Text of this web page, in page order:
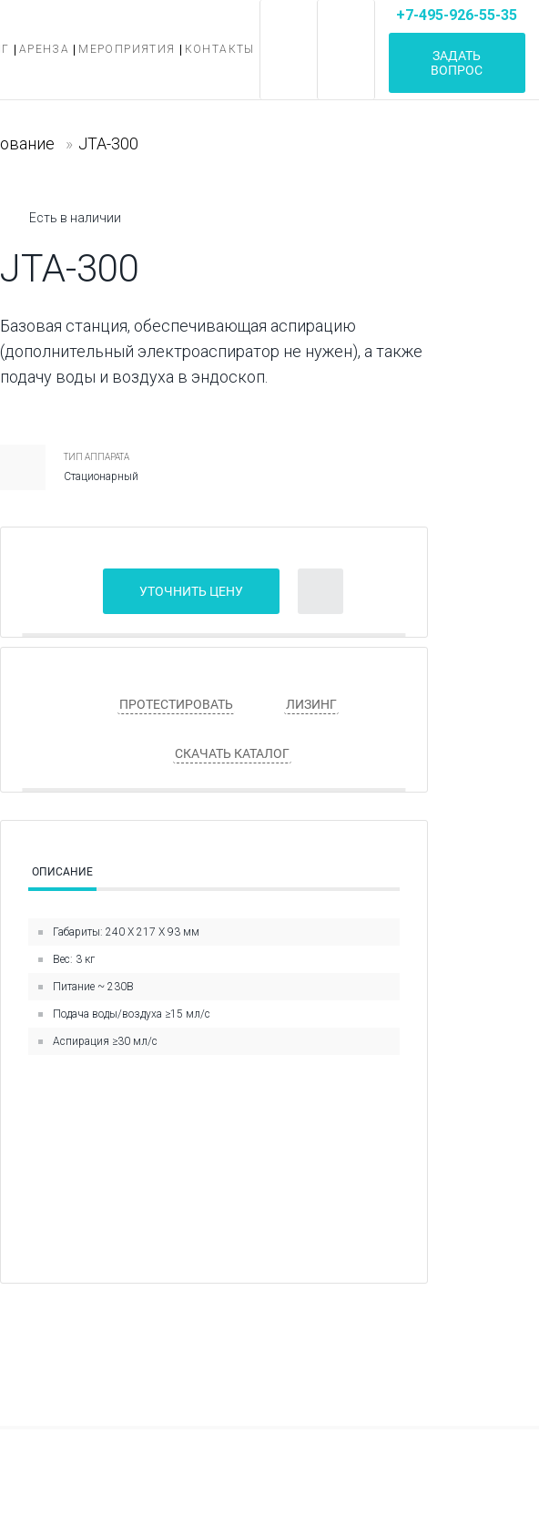
АРЕНЗА МЕРОПРИЯТИЯ КОНТАКТЫ
+7-495-926-55-35
ЗАДАТЬ
ВОПРОС
» JTA-300
Есть в наличии
JTA-300
Базовая станция, обеспечивающая аспирацию
(дополнительный электроаспиратор не нужен), а также
подачу воды и воздуха в эндоскоп.
ТИП АППАРАТА
Стационарный
УТОЧНИТЬ ЦЕНУ
ПРОТЕСТИРОВАТЬ ЛИЗИНГ
СКАЧАТЬ КАТАЛОГ
ОПИСАНИЕ
Габариты: 240 X 217 X 93 мм
Вес: 3 кг
Питание ~ 230В
Подача воды/воздуха ≥15 мл/с
Аспирация ≥30 мл/с